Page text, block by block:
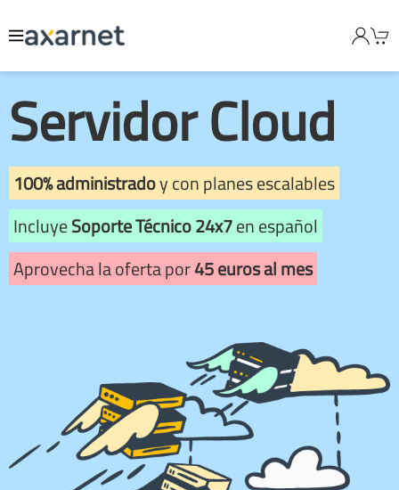
Servidor Cloud
100% administradoy con planes escalables
IncluyeSoporte Técnico 24x7en español
Aprovecha la oferta por45 euros al mes